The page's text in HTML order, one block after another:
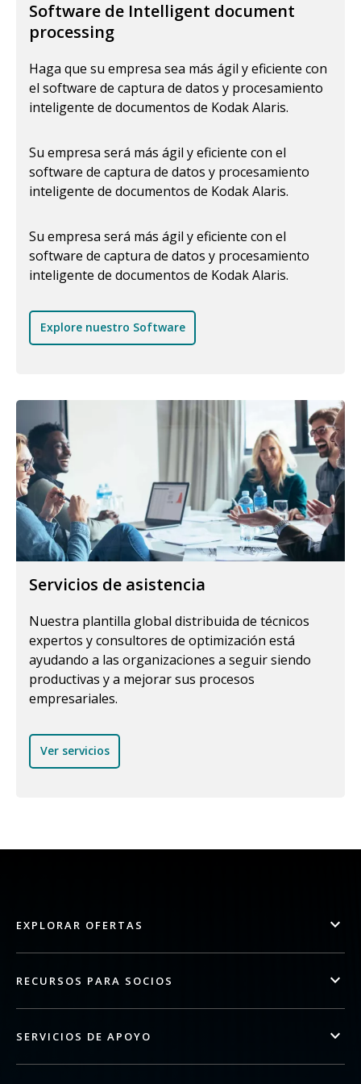
Software de Intelligent document
processing
Haga que su empresa sea más ágil y eficiente con
el software de captura de datos y procesamiento
inteligente de documentos de Kodak Alaris.
Su empresa será más ágil y eficiente con el
software de captura de datos y procesamiento
inteligente de documentos de Kodak Alaris.
Su empresa será más ágil y eficiente con el
software de captura de datos y procesamiento
inteligente de documentos de Kodak Alaris.
Explore nuestro Software
Servicios de asistencia
Nuestra plantilla global distribuida de técnicos
expertos y consultores de optimización está
ayudando a las organizaciones a seguir siendo
productivas y a mejorar sus procesos
empresariales.
Ver servicios
EXPLORAR OFERTAS
RECURSOS PARA SOCIOS
SERVICIOS DE APOYO